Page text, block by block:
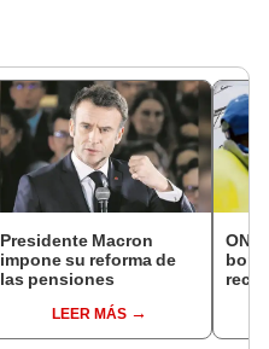
Presidente Macron
impone su reforma de
las pensiones
LEER MÁS
ONP